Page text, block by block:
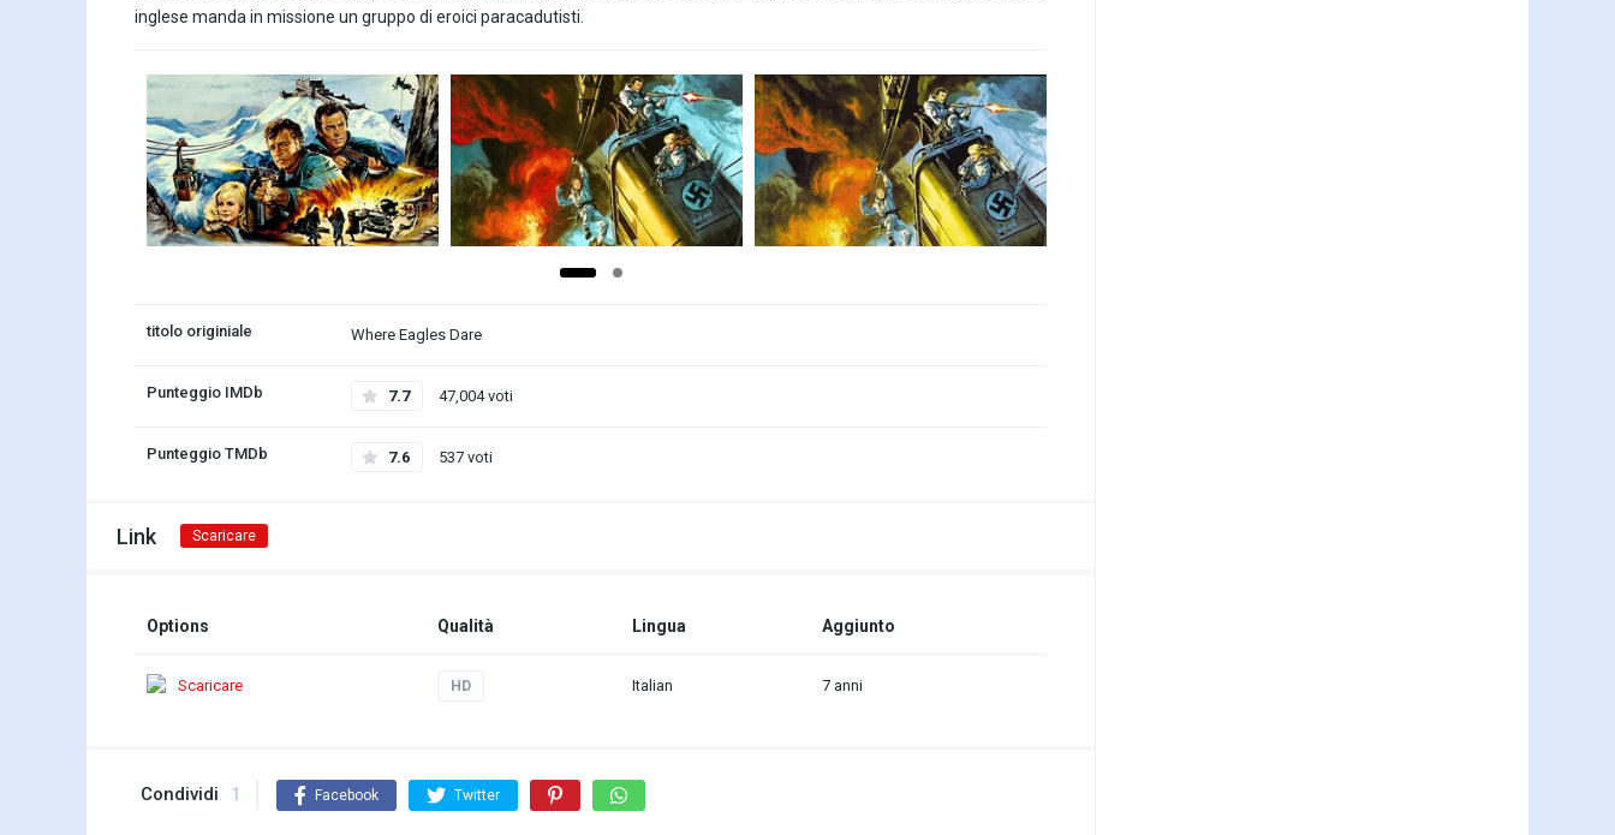
inglese manda in missione un gruppo di eroici paracadutisti.
titolo originiale Where Eagles Dare
Punteggio IMDb 7.7 47,004 voti
Punteggio TMDb 7.6 537 voti
Link Scaricare
Options Qualità Lingua Aggiunto
Scaricare HD Italian 7 anni
Condividi 1 Facebook Twitter